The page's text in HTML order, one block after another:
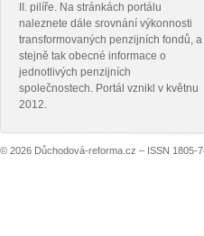
II. pilíře. Na stránkách portálu
naleznete dále srovnání výkonnosti
transformovaných penzijních fondů, a
stejně tak obecné informace o
jednotlivých penzijních
společnostech. Portál vznikl v květnu
2012.
© 2026 Důchodová-reforma.cz – ISSN 1805-